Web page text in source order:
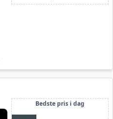
Bedste pris i dag